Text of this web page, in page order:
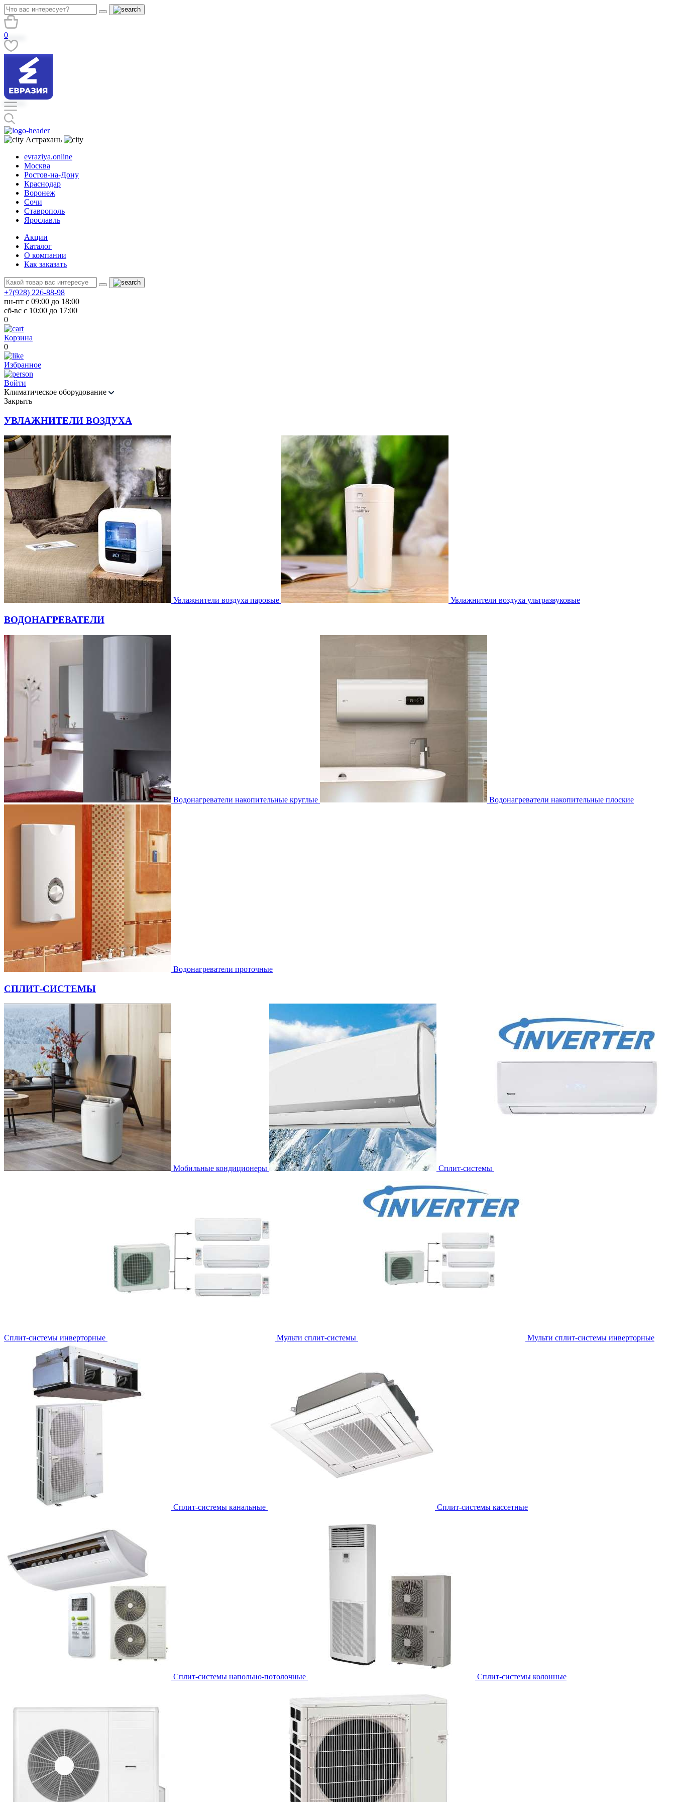
0
Астрахань
evraziya.online
Москва
Ростов-на-Дону
Краснодар
Воронеж
Сочи
Ставрополь
Ярославль
Акции
Каталог
О компании
Как заказать
+7(928) 226-88-98
пн-пт с 09:00 до 18:00
сб-вс с 10:00 до 17:00
0
Корзина
0
Избранное
Войти
Климатическое оборудование
Закрыть
УВЛАЖНИТЕЛИ ВОЗДУХА
Увлажнители воздуха паровые Увлажнители воздуха ультразвуковые
ВОДОНАГРЕВАТЕЛИ
Водонагреватели накопительные круглые Водонагреватели накопительные плоские
Водонагреватели проточные
СПЛИТ-СИСТЕМЫ
Мобильные кондиционеры Сплит-системы
Сплит-системы инверторные Мульти сплит-системы Мульти сплит-системы инверторные
Сплит-системы канальные Сплит-системы кассетные
Сплит-системы напольно-потолочные Cплит-системы колонные